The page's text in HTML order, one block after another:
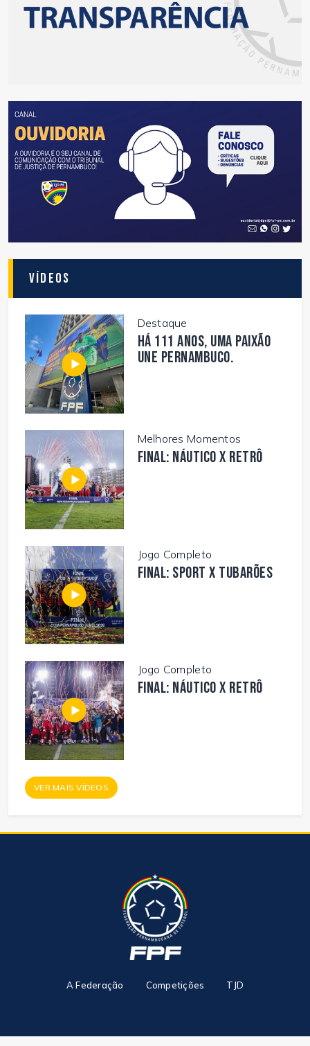
Vídeos
Destaque
Há 111 anos, uma paixão
une Pernambuco.
Melhores Momentos
FINAL: NÁUTICO X RETRÔ
Jogo Completo
FINAL: SPORT X TUBARÕES
Jogo Completo
FINAL: NÁUTICO X RETRÔ
VER MAIS VÍDEOS
A Federação Competições TJD